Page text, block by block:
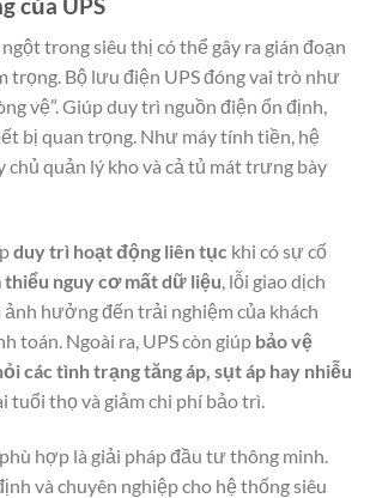
trong siêu thị có thể gây ra gián đoạn
trọng. Bộ lưu điện UPS đóng vai trò như
vệ”. Giúp duy trì nguồn điện ổn định,
bị quan trọng. Như máy tính tiền, hệ
chủ quản lý kho và cả tủ mát trưng bày
duy trì hoạt động liên tục khi có sự cố
thiểu nguy cơ mất dữ liệu, lỗi giao dịch
ảnh hưởng đến trải nghiệm của khách
toán. Ngoài ra, UPS còn giúp bảo vệ
các tình trạng tăng áp, sụt áp hay nhiễu
tuổi thọ và giảm chi phí bảo trì.
hợp là giải pháp đầu tư thông minh.
và chuyên nghiệp cho hệ thống siêu